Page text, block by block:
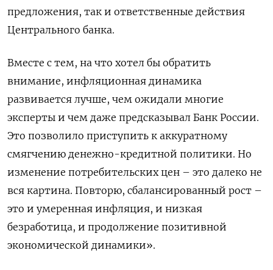
предложения, так и ответственные действия
Центрального банка.
Вместе с тем, на что хотел бы обратить
внимание, инфляционная динамика
развивается лучше, чем ожидали многие
эксперты и чем даже предсказывал Банк России.
Это позволило приступить к аккуратному
смягчению денежно-кредитной политики. Но
изменение потребительских цен – это далеко не
вся картина. Повторю, сбалансированный рост –
это и умеренная инфляция, и низкая
безработица, и продолжение позитивной
экономической динамики».